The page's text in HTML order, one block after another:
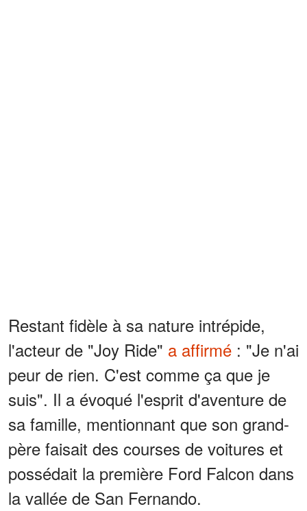
Restant fidèle à sa nature intrépide,
l'acteur de "Joy Ride" a affirmé : "Je n'ai
peur de rien. C'est comme ça que je
suis". Il a évoqué l'esprit d'aventure de
sa famille, mentionnant que son grand-
père faisait des courses de voitures et
possédait la première Ford Falcon dans
la vallée de San Fernando.